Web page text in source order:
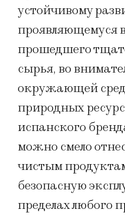
устойчивому
проявляющемуся
прошедшего
сырья, во
окружающей
природных
испанского
можно смело
чистым
безопасную
пределах любого